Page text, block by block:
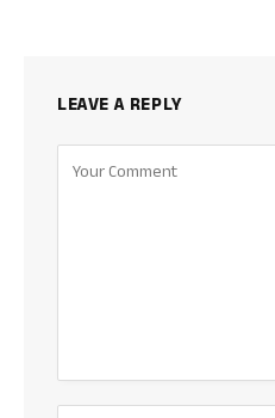
LEAVE A REPLY